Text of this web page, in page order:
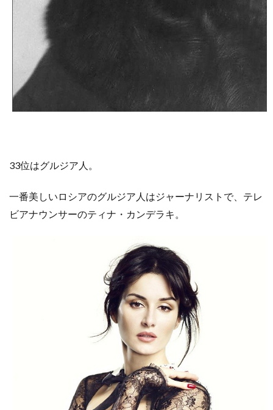
33位はグルジア人。
一番美しいロシアのグルジア人はジャーナリストで、テレ
ビアナウンサーのティナ・カンデラキ。